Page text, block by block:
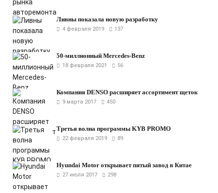
Ливны показала новую разработку
4 февраля 2019 137
50-миллионный Mercedes-Benz
18 февраля 2021 56
Компания DENSO расширяет ассортимент щеток
9 марта 2017 450
Третья волна программы KYB PROMO
22 февраля 2019 89
Hyundai Motor открывает пятый завод в Китае
27 июля 2017 298